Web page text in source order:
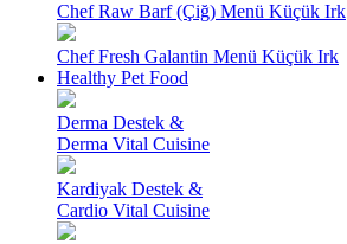
Chef Raw Barf (Çiğ) Menü Küçük Irk
Chef Fresh Galantin Menü Küçük Irk
Healthy Pet Food
Derma Destek &
Derma Vital Cuisine
Kardiyak Destek &
Cardio Vital Cuisine